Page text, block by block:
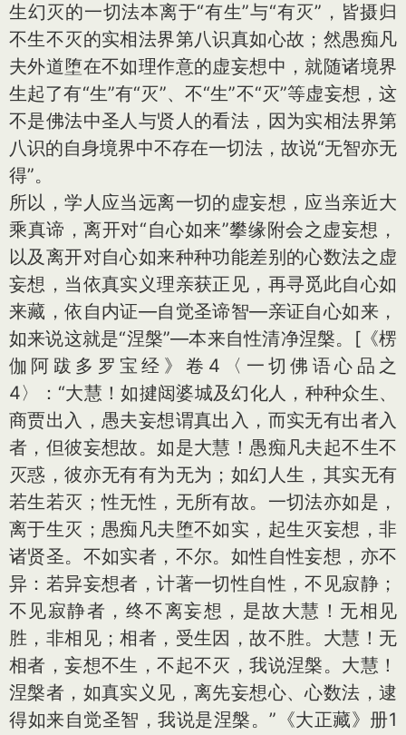
生幻灭的一切法本离于“有生”与“有灭”，皆摄归
不生不灭的实相法界第八识真如心故；然愚痴凡
夫外道堕在不如理作意的虚妄想中，就随诸境界
生起了有“生”有“灭”、不“生”不“灭”等虚妄想，这
不是佛法中圣人与贤人的看法，因为实相法界第
八识的自身境界中不存在一切法，故说“无智亦无
得”。
所以，学人应当远离一切的虚妄想，应当亲近大
乘真谛，离开对“自心如来”攀缘附会之虚妄想，
以及离开对自心如来种种功能差别的心数法之虚
妄想，当依真实义理亲获正见，再寻觅此自心如
来藏，依自内证—自觉圣谛智—亲证自心如来，
如来说这就是“涅槃”—本来自性清净涅槃。
[《楞
伽阿跋多罗宝经》卷4〈一切佛语心品之
4〉：“大慧！如揵闼婆城及幻化人，种种众生、
商贾出入，愚夫妄想谓真出入，而实无有出者入
者，但彼妄想故。如是大慧！愚痴凡夫起不生不
灭惑，彼亦无有有为无为；如幻人生，其实无有
若生若灭；性无性，无所有故。一切法亦如是，
离于生灭；愚痴凡夫堕不如实，起生灭妄想，非
诸贤圣。不如实者，不尔。如性自性妄想，亦不
异：若异妄想者，计著一切性自性，不见寂静；
不见寂静者，终不离妄想，是故大慧！无相见
胜，非相见；相者，受生因，故不胜。大慧！无
相者，妄想不生，不起不灭，我说涅槃。大慧！
涅槃者，如真实义见，离先妄想心、心数法，逮
得如来自觉圣智，我说是涅槃。”《大正藏》册1